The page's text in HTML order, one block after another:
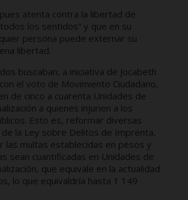
atenta contra la libertad de
los sentidos” y que en su
persona puede externar su
libertad.
buscaban, a iniciativa de Jocabeth
el voto de Movimiento Ciudadano,
de cinco a cuarenta Unidades de
a quienes injurien a los
Esto es, reformar diversas
la Ley sobre Delitos de Imprenta,
las multas establecidas en pesos y
sean cuantificadas en Unidades de
que equivale en la actualidad
lo que equivaldría hasta 1 149